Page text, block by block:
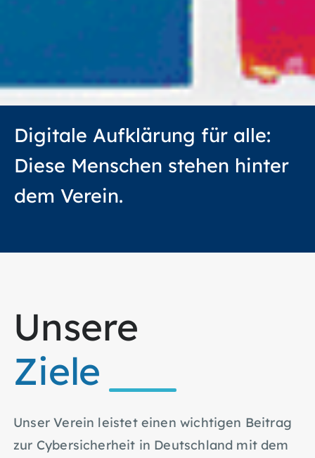
Digitale Aufklärung für alle:
Diese Menschen stehen hinter
dem Verein.
Unsere
Ziele
Unser Verein leistet einen wichtigen Beitrag
zur Cybersicherheit in Deutschland mit dem